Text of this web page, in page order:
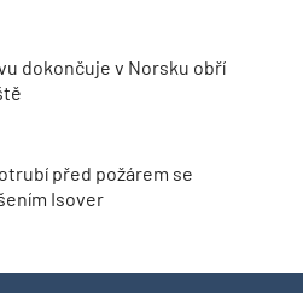
dokončuje v Norsku obří
před požárem se
Isover